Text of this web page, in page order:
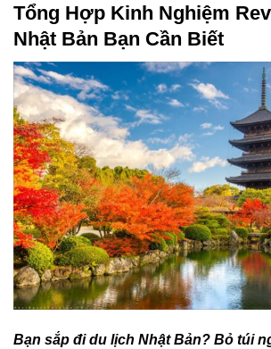
Tổng Hợp Kinh Nghiệm
Nhật Bản Bạn Cần Biết
Bạn sắp đi du lịch Nhật Bản? Bỏ túi